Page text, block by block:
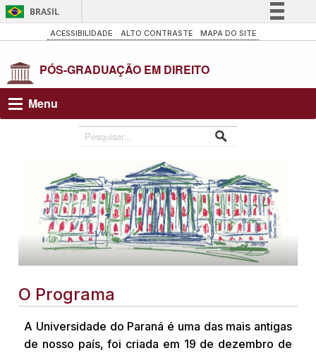
BRASIL
Simplifique!
Participe
Legislação
Canais
ACESSIBILIDADE ALTO CONTRASTE MAPA DO SITE
Menu
O Programa
A Universidade do Paraná é uma das mais antigas
de nosso país, foi criada em 19 de dezembro de